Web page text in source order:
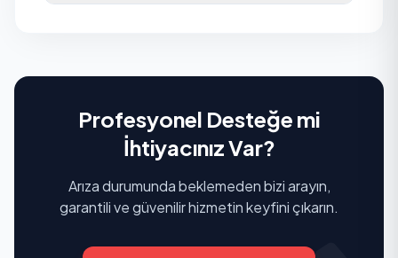
Profesyonel Desteğe mi
İhtiyacınız Var?
Arıza durumunda beklemeden bizi arayın,
garantili ve güvenilir hizmetin keyfini çıkarın.